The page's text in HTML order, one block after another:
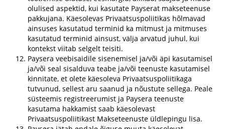
olulised aspektid, kui kasutate Payserat makseteenuse
pakkujana. Käesolevas Privaatsuspoliitikas hõlmavad
ainsuses kasutatud terminid ka mitmust ja mitmuses
kasutatud terminid ainsust, välja arvatud juhul, kui
kontekst viitab selgelt teisiti.
Paysera veebisaidile sisenemisel ja/või äpi kasutamisel
ja/või seal sisalduva teabe ja/või teenuste kasutamisel
kinnitate, et olete käesoleva Privaatsuspoliitikaga
tutvunud, sellest aru saanud ja nõustute sellega. Peale
süsteemis registreerumist ja Paysera teenuste
kasutama hakkamist saab käesolevast
Privaatsuspoliitikast Makseteenuste üldlepingu lisa.